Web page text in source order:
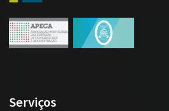
Serviços